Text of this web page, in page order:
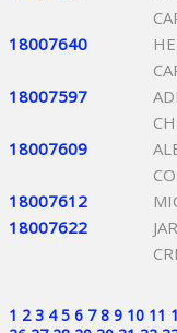
18007640
18007597
18007609
18007612
18007622
1 2 3 4 5 6 7 8 9 10 11